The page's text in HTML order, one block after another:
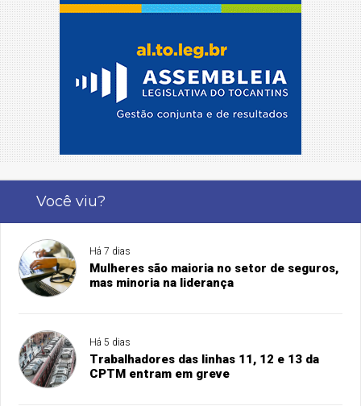
Você viu?
Há 7 dias
Mulheres são maioria no setor de seguros,
mas minoria na liderança
Há 5 dias
Trabalhadores das linhas 11, 12 e 13 da
CPTM entram em greve